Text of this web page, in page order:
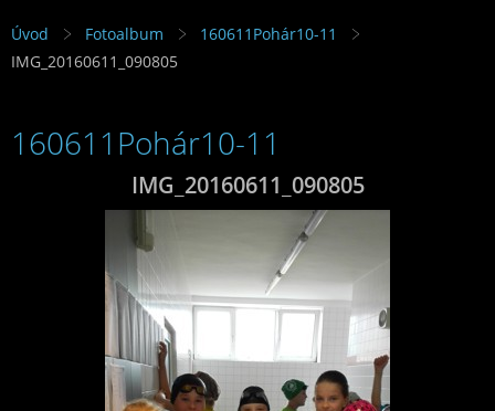
Úvod Fotoalbum
160611Pohár10-11
IMG_20160611_090805
160611Pohár10-11
IMG_20160611_090805